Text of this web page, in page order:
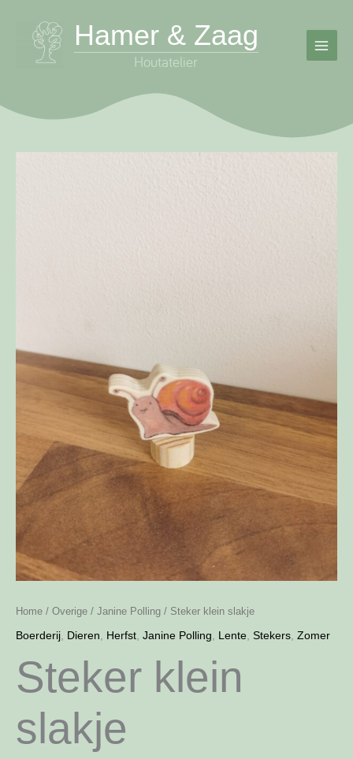
Hamer & Zaag
Home / Overige / Janine Polling / Steker klein slakje
Boerderij, Dieren, Herfst, Janine Polling, Lente, Stekers, Zomer
Steker klein
slakje